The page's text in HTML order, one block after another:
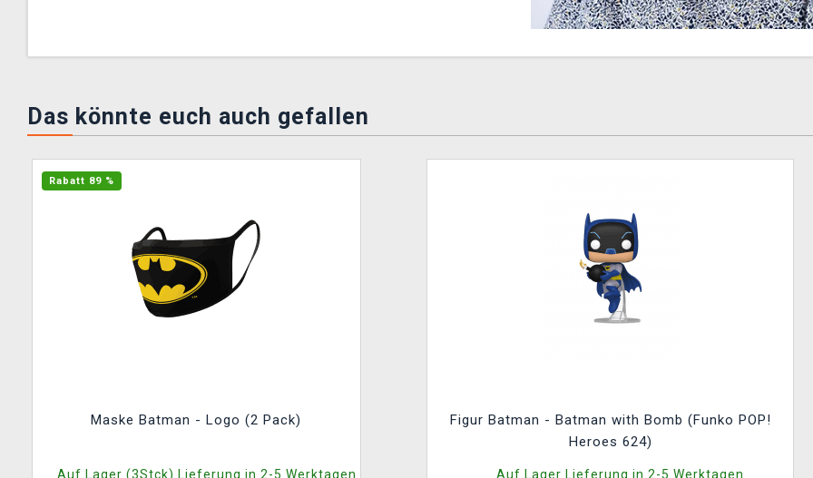
Das könnte euch auch gefallen
Rabatt 89 %
Maske Batman - Logo (2 Pack)
Auf Lager (3Stck) Lieferung in 2-5 Werktagen.
Figur Batman - Batman with Bomb (Funko POP!
Heroes 624)
Auf Lager Lieferung in 2-5 Werktagen.